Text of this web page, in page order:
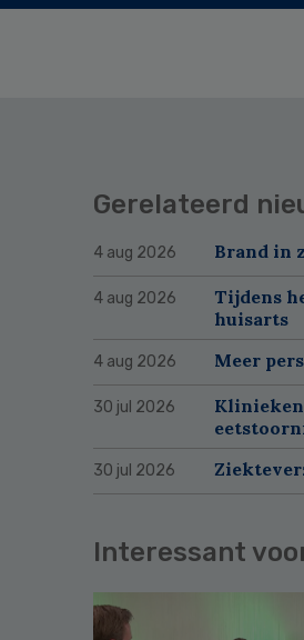
Gerelateerd
4 aug 2026 Brand in
4 aug 2026
Tijdens
huisarts
4 aug 2026 Meer
30 jul 2026
30 jul 2026
Interessant